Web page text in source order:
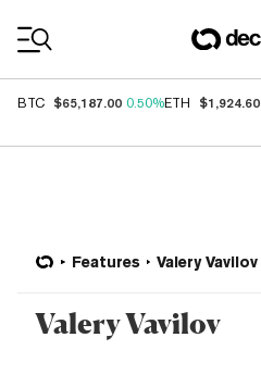
BTC $65,187.00 0.50%ETH $1,924.60
Features Valery Vavilov
Valery Vavilov